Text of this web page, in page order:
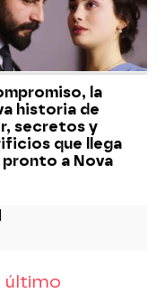
la
historia de
secretos y
que llega
pronto a Nova
último